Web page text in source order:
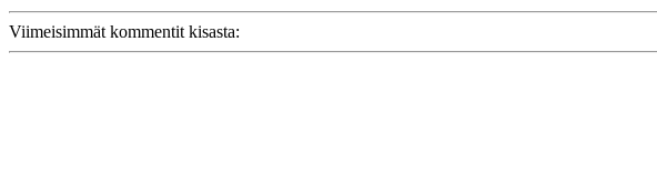
Viimeisimmät kommentit kisasta: